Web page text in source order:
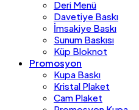
Deri Menü
Davetiye Baskı
İmsakiye Baskı
Sunum Baskısı
Küp Bloknot
Promosyon
Kupa Baskı
Kristal Plaket
Cam Plaket